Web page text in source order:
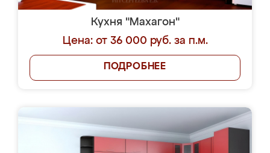
Кухня "Махагон"
Цена: от 36 000 руб. за п.м.
ПОДРОБНЕЕ